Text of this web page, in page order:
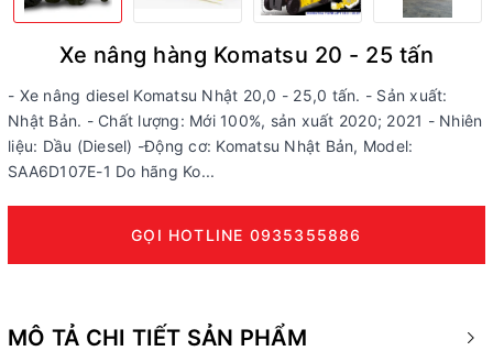
Xe nâng hàng Komatsu 20 - 25 tấn
- Xe nâng diesel Komatsu Nhật 20,0 - 25,0 tấn. - Sản xuất:
Nhật Bản. - Chất lượng: Mới 100%, sản xuất 2020; 2021 - Nhiên
liệu: Dầu (Diesel) -Động cơ: Komatsu Nhật Bản, Model:
SAA6D107E-1 Do hãng Ko...
GỌI HOTLINE 0935355886
MÔ TẢ CHI TIẾT SẢN PHẨM